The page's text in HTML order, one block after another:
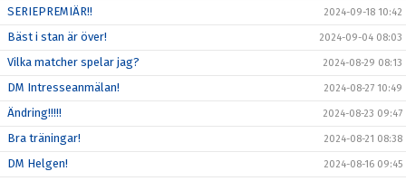
SERIEPREMIÄR!! 2024-09-18 10:42
Bäst i stan är över! 2024-09-04 08:03
Vilka matcher spelar jag? 2024-08-29 08:13
DM Intresseanmälan! 2024-08-27 10:49
Ändring!!!!! 2024-08-23 09:47
Bra träningar! 2024-08-21 08:38
DM Helgen! 2024-08-16 09:45